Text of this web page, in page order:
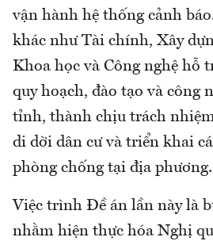
vận hành hệ thống cảnh
khác như Tài chính, Xây
Khoa học và Công nghệ hỗ
quy hoạch, đào tạo và công
tỉnh, thành chịu trách
di dời dân cư và triển khai
phòng chống tại địa phương.
Việc trình Đề án lần này là
nhằm hiện thực hóa Nghị